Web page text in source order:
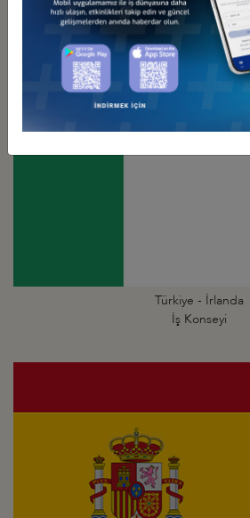
İş Konseyi
Türkiye - İrlanda
İş Konseyi